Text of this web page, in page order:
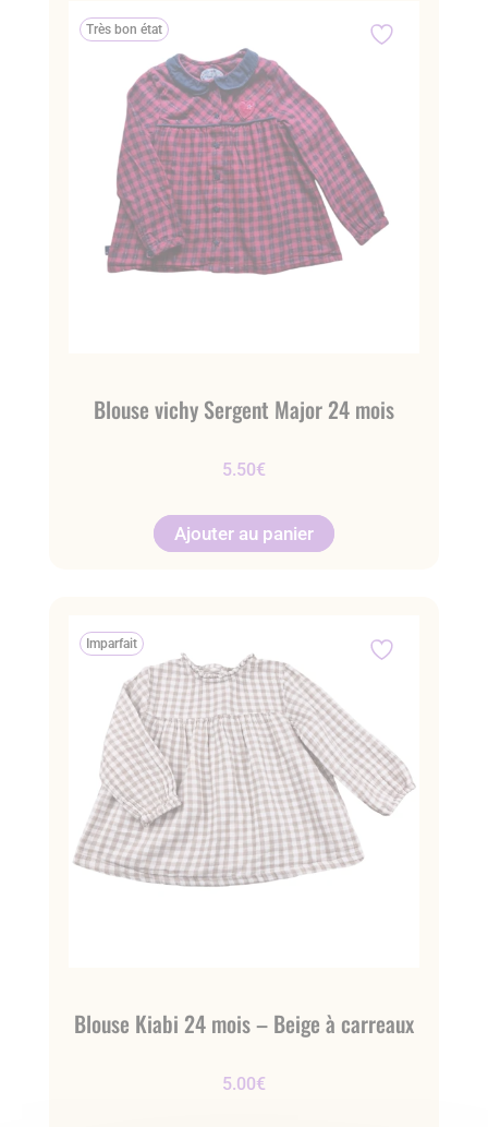
Très bon état
Blouse vichy Sergent Major 24 mois
5.50€
Ajouter au panier
Imparfait
Blouse Kiabi 24 mois – Beige à carreaux
5.00€